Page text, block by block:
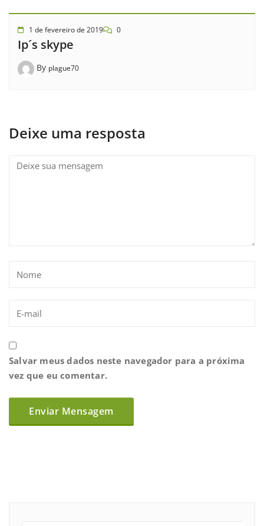
1 de fevereiro de 2019 0
Ip´s skype
By plague70
Deixe uma resposta
Salvar meus dados neste navegador para a próxima
vez que eu comentar.